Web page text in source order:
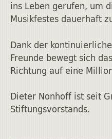
ins Leben gerufen, um
Musikfestes dauerhaft
Dank der
Freunde bewegt sich
Richtung auf eine
Dieter Nonhoff ist seit
Stiftungsvorstands.